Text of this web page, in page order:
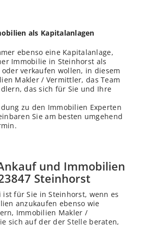
als Kapitalanlagen
ebenso eine Kapitalanlage,
Immobilie in Steinhorst als
verkaufen wollen, in diesem
Makler / Vermittler, das Team
das sich für Sie und Ihre
zu den Immobilien Experten
Sie am besten umgehend
und Immobilien
Steinhorst
ist für Sie in Steinhorst, wenn es
anzukaufen ebenso wie
Immobilien Makler /
sich auf der derStelle beraten,